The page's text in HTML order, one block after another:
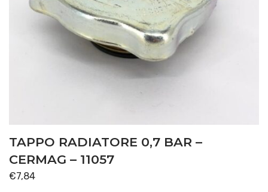
TAPPO RADIATORE 0,7 BAR –
CERMAG – 11057
€7,84